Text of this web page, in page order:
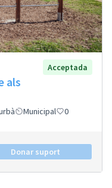
als
Acceptada
Municipal 0
Donar suport